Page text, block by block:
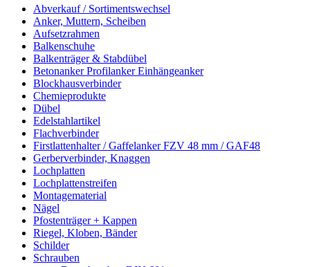
Abverkauf / Sortimentswechsel
Anker, Muttern, Scheiben
Aufsetzrahmen
Balkenschuhe
Balkenträger & Stabdübel
Betonanker Profilanker Einhängeanker
Blockhausverbinder
Chemieprodukte
Dübel
Edelstahlartikel
Flachverbinder
Firstlattenhalter / Gaffelanker FZV 48 mm / GAF48
Gerberverbinder, Knaggen
Lochplatten
Lochplattenstreifen
Montagematerial
Nägel
Pfostenträger + Kappen
Riegel, Kloben, Bänder
Schilder
Schrauben